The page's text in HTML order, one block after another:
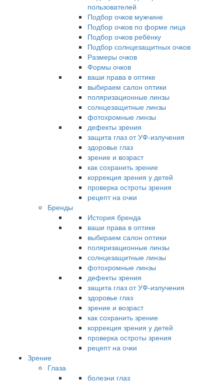
пользователей
Подбор очков мужчине
Подбор очков по форме лица
Подбор очков ребёнку
Подбор солнцезащитных очков
Размеры очков
Формы очков
ваши права в оптике
выбираем салон оптики
поляризационные линзы
солнцезащитные линзы
фотохромные линзы
дефекты зрения
защита глаз от УФ-излучения
здоровье глаз
зрение и возраст
как сохранить зрение
коррекция зрения у детей
проверка остроты зрения
рецепт на очки
Бренды
История бренда
ваши права в оптике
выбираем салон оптики
поляризационные линзы
солнцезащитные линзы
фотохромные линзы
дефекты зрения
защита глаз от УФ-излучения
здоровье глаз
зрение и возраст
как сохранить зрение
коррекция зрения у детей
проверка остроты зрения
рецепт на очки
Зрение
Глаза
болезни глаз